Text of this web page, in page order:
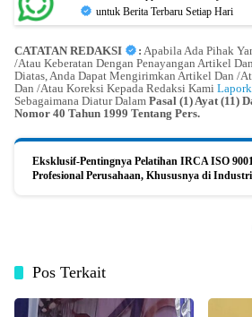
untuk Berita Terbaru Setiap Hari
CATATAN REDAKSI : Apabila Ada Pihak
/Atau Keberatan Dengan Penayangan Artikel
Diatas, Anda Dapat Mengirimkan Artikel Dan /
Dan /Atau Koreksi Kepada Redaksi Kami
Sebagaimana Diatur Dalam Pasal (1) Ayat (11)
Nomor 40 Tahun 1999 Tentang Pers.
Eksklusif-Pentingnya Pelatihan IRCA ISO
Profesional Perusahaan, Khususnya di
Pos Terkait